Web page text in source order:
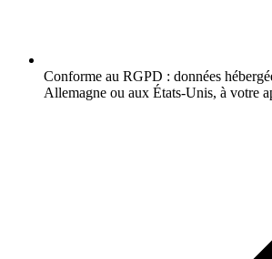
Conforme au RGPD : données
Allemagne ou aux États-Unis, à votre